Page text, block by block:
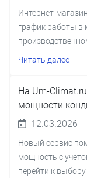
Интернет-
график работы в
Читать далее
На Um-
мощности
12.03.2026
Новый сервис
мощность с
перейти к